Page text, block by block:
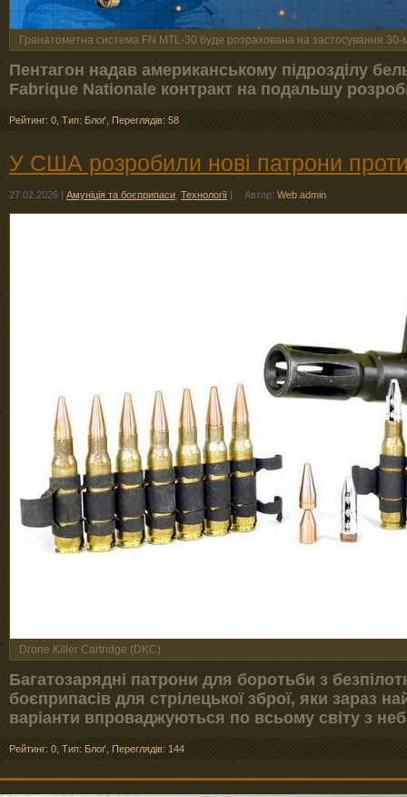
Гранатометна система FN MTL-30 буде розрахована на застосування 30-
Пентагон надав американському підрозділу
Fabrique Nationale контракт на подальшу
Рейтинг: 0 Тип: Блоґ Переглядів: 58
У США розробили нові патрони проти
27.02.2026 | Амуніція та боєприпаси Технології | Автор: Web admin
Drone Killer Cartridge (DKC)
Багатозарядні патрони для боротьби з
боєприпасів для стрілецької зброї, яки зараз
варіанти впроваджуються по всьому світу з
Рейтинг: 0 Тип: Блоґ Переглядів: 144